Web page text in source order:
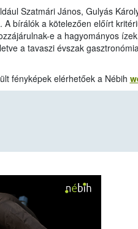
Szatmári János, Gulyás
bírálók a kötelezően előírt
e a hagyományos
a tavaszi évszak
fényképek elérhetőek a Nébih